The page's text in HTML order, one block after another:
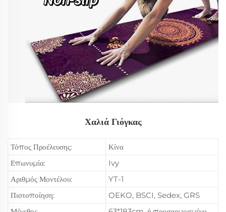
Χαλιά Γιόγκας
Τόπος Προέλευσης:
Κίνα
Επωνυμία:
Ivy
Αριθμός Μοντέλου:
YT-1
Πιστοποίηση:
OEKO, BSCI, Sedex, GRS